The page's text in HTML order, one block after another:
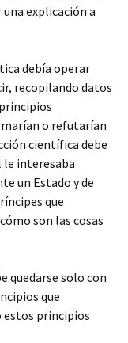
explicación a
debía operar
recopilando datos
o refutarían
científica debe
le interesaba
un Estado y de
que
son las cosas
quedarse solo con
que
estos principios